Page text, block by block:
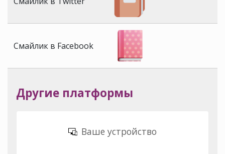
Смайлик в Facebook
Другие платформы
Ваше устройство